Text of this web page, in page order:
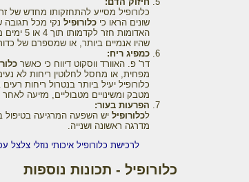
כלורופיל מסייע להתחזקותו מחדש של
שונים הראו כי כלורופיל נקי מכל
האדומות
שהיו אנמיים ביותר, או שמספרם של
כמפיג ריח:
דר' פ. האוורד ווסקוט דיווח כי כאשר
מפחית, או מחסל לחלוטין ריחות לא
כלורופיל יעיל ביותר בנטרול ריחות
מטבק ומשינויים מטבוליים, מזיעה
הפרעות בעור:
לכלורופיל יש השפעה המרגיעה בטיפול
מדרגה ראשונה ושנייה.
לרכישת כלורופיל איכותי נוזלי צלצל עכשו
כלורופיל - תכונות נוספות